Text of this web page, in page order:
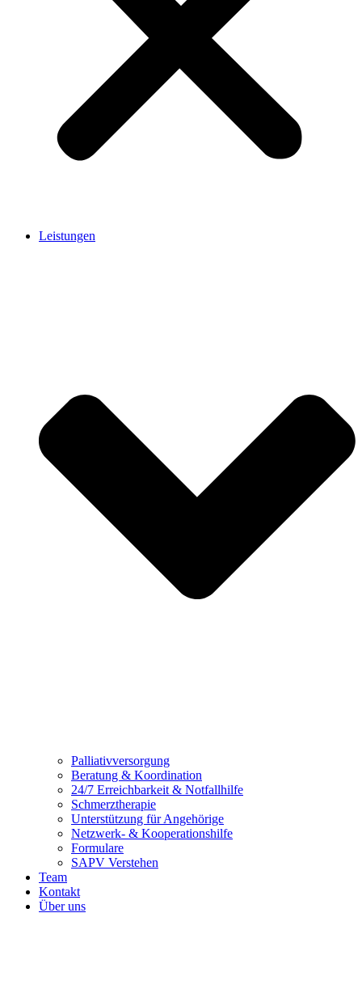
Leistungen
Palliativversorgung
Beratung & Koordination
24/7 Erreichbarkeit & Notfallhilfe
Schmerztherapie
Unterstützung für Angehörige
Netzwerk- & Kooperationshilfe
Formulare
SAPV Verstehen
Team
Kontakt
Über uns